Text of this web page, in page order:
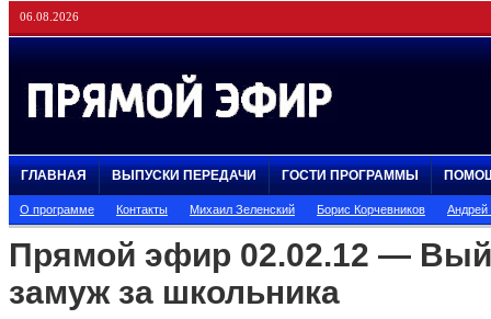
06.08.2026
ГЛАВНАЯ ВЫПУСКИ ПЕРЕДАЧИ ГОСТИ ПРОГРАММЫ
О программе Контакты Михаил Зеленский Борис Корчевников
Прямой эфир 02.02.12 —
замуж за школьника